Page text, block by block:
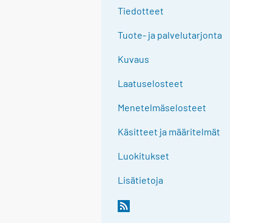
Tiedotteet
Tuote- ja palvelutarjonta
Kuvaus
Laatuselosteet
Menetelmäselosteet
Käsitteet ja määritelmät
Luokitukset
Lisätietoja